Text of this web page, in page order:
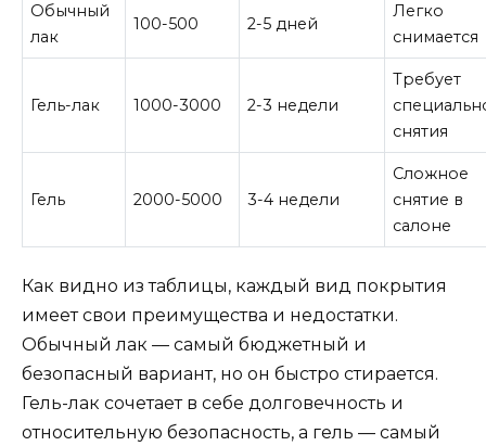
Обычный
лак
100-500 2-5 дней
Легко
снимается
Гель-лак 1000-3000 2-3 недели
Требует
снятия
Гель 2000-5000 3-4 недели
Сложное
снятие в
салоне
Как видно из таблицы, каждый вид покрытия
имеет свои преимущества и недостатки.
Обычный лак — самый бюджетный и
безопасный вариант, но он быстро стирается.
Гель-лак сочетает в себе долговечность и
относительную безопасность, а гель — самый